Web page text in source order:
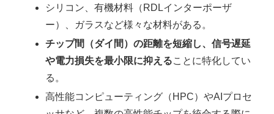
シリコン、有機材料（RDLインターポーザ
ー）、ガラスなど様々な材料がある。
チップ間（ダイ間）の距離を短縮し、信号遅延
や電力損失を最小限に抑えることに特化してい
る。
高性能コンピューティング（HPC）やAIプロセ